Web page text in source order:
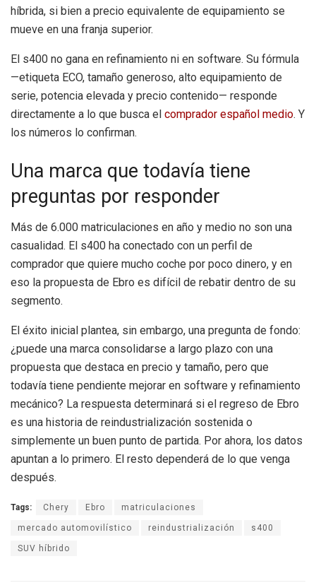
híbrida, si bien a precio equivalente de equipamiento se
mueve en una franja superior.
El s400 no gana en refinamiento ni en software. Su fórmula
—etiqueta ECO, tamaño generoso, alto equipamiento de
serie, potencia elevada y precio contenido— responde
directamente a lo que busca el comprador español medio. Y
los números lo confirman.
Una marca que todavía tiene
preguntas por responder
Más de 6.000 matriculaciones en año y medio no son una
casualidad. El s400 ha conectado con un perfil de
comprador que quiere mucho coche por poco dinero, y en
eso la propuesta de Ebro es difícil de rebatir dentro de su
segmento.
El éxito inicial plantea, sin embargo, una pregunta de fondo:
¿puede una marca consolidarse a largo plazo con una
propuesta que destaca en precio y tamaño, pero que
todavía tiene pendiente mejorar en software y refinamiento
mecánico? La respuesta determinará si el regreso de Ebro
es una historia de reindustrialización sostenida o
simplemente un buen punto de partida. Por ahora, los datos
apuntan a lo primero. El resto dependerá de lo que venga
después.
Tags: Chery Ebro matriculaciones
mercado automovilístico reindustrialización s400
SUV híbrido